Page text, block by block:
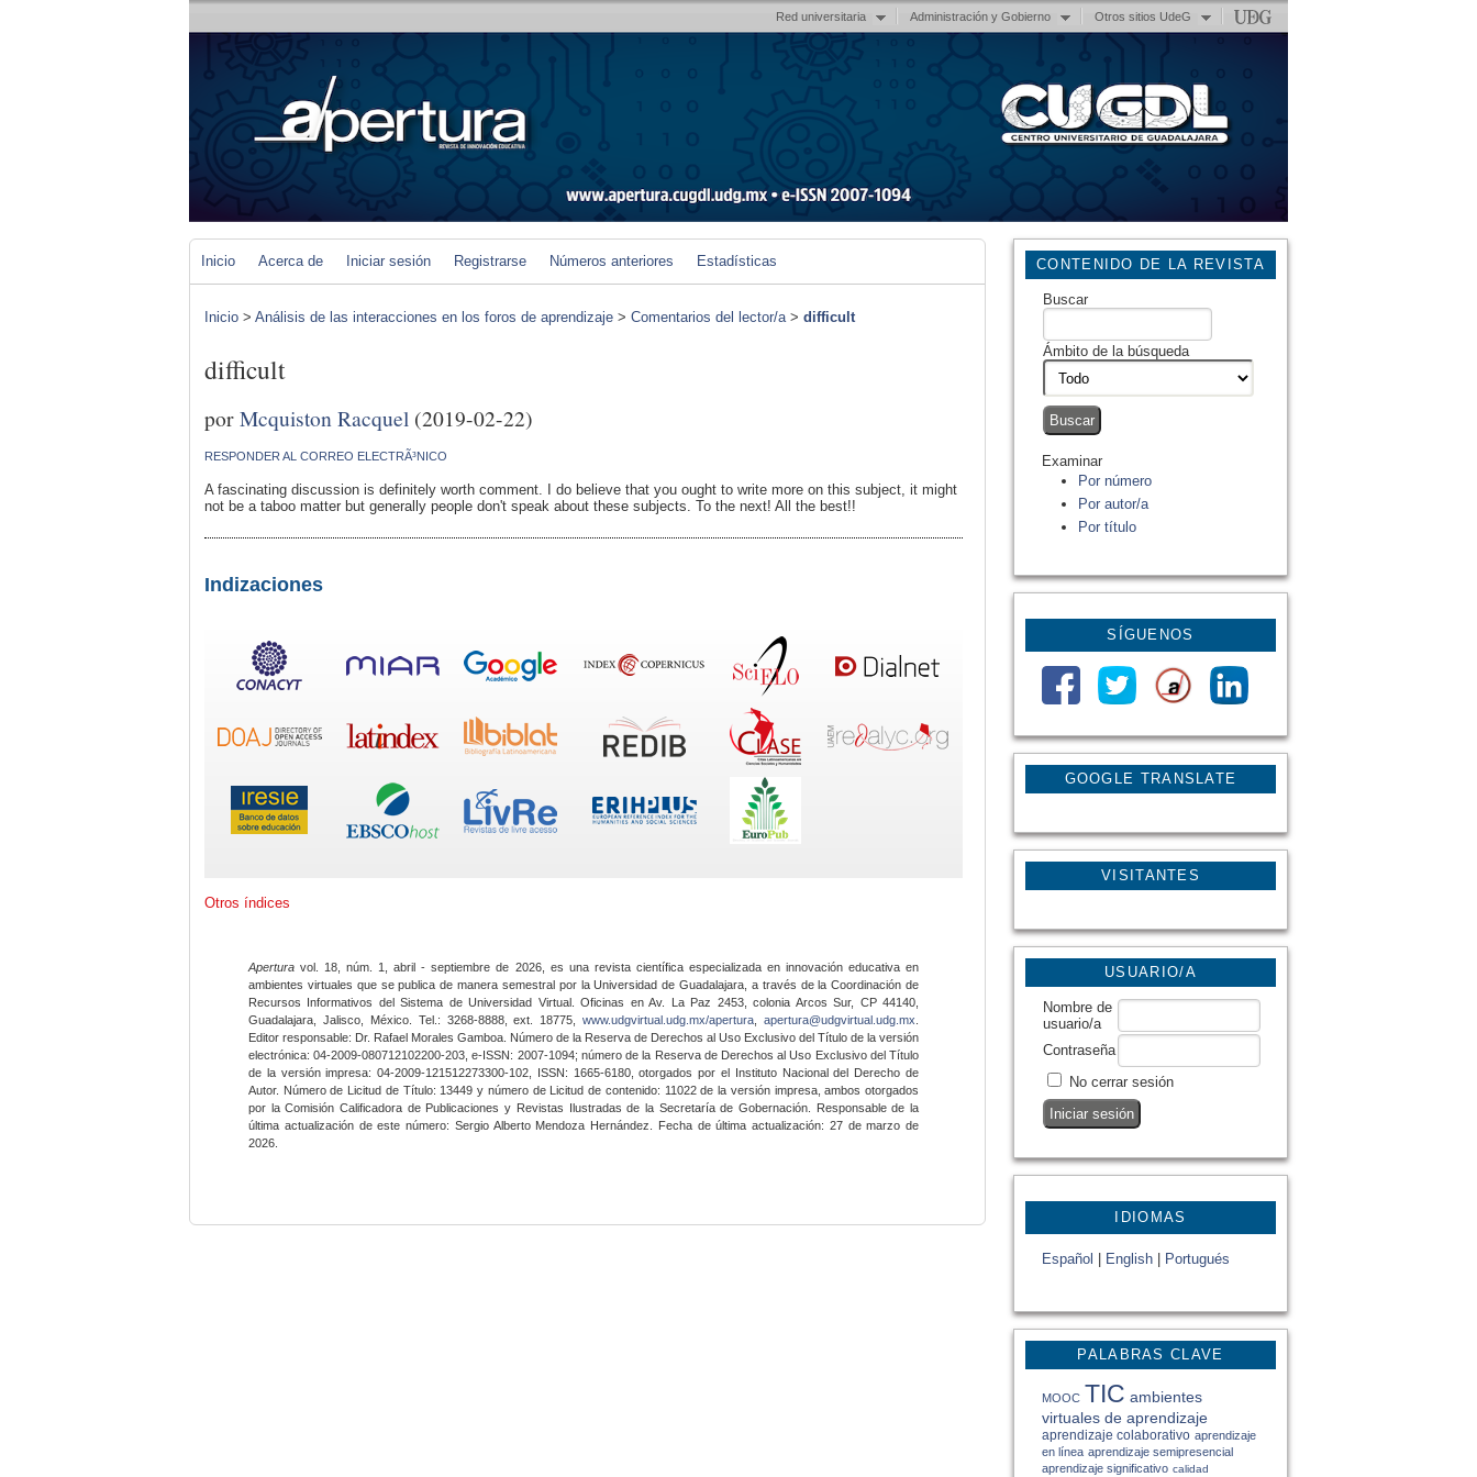
Red universitaria Administración y Gobierno Otros sitios UdeG
GOOGLE TRANSLATE
VISITANTES
CONTENIDO DE LA REVISTA
Buscar
Ámbito de la búsqueda
Examinar
Por número
Por autor/a
Por título
SÍGUENOS
USUARIO/A
Nombre de
usuario/a
Contraseña
No cerrar sesión
IDIOMAS
Español English Portugués
PALABRAS CLAVE
MOOC TIC ambientes
virtuales de aprendizaje
aprendizaje colaborativo aprendizaje
en línea aprendizaje semipresencial
aprendizaje significativo calidad
Inicio Acerca de Iniciar sesión Registrarse Números anteriores Estadísticas
Inicio > Análisis de las interacciones en los foros de aprendizaje > Comentarios del lector/a> difficult
difficult
porMcquiston Racquel (2019-02-22)
RESPONDER AL CORREO ELECTRÃ³NICO
A fascinating discussion is definitely worth comment. I do believe that you ought to write more on this subject, it might
not be a taboo matter but generally people don't speak about these subjects. To the next! All the best!!
Indizaciones
Otros índices
Apertura vol. 18, núm. 1, abril - septiembre de 2026, es una revista científica especializada en innovación educativa en
ambientes virtuales que se publica de manera semestral por la Universidad de Guadalajara, a través de la Coordinación de
Recursos Informativos del Sistema de Universidad Virtual. Oficinas en Av. La Paz 2453, colonia Arcos Sur, CP 44140,
Guadalajara, Jalisco, México. Tel.: 3268-8888, ext. 18775,www.udgvirtual.udg.mx/apertura apertura@udgvirtual.udg.mx
Editor responsable: Dr. Rafael Morales Gamboa. Número de la Reserva de Derechos al Uso Exclusivo del Título de la versión
electrónica: 04-2009-080712102200-203, e-ISSN: 2007-1094; número de la Reserva de Derechos al Uso Exclusivo del Título
de la versión impresa: 04-2009-121512273300-102, ISSN: 1665-6180, otorgados por el Instituto Nacional del Derecho de
Autor. Número de Licitud de Título: 13449 y número de Licitud de contenido: 11022 de la versión impresa, ambos otorgados
por la Comisión Calificadora de Publicaciones y Revistas Ilustradas de la Secretaría de Gobernación. Responsable de la
última actualización de este número: Sergio Alberto Mendoza Hernández. Fecha de última actualización: 27 de marzo de
2026.